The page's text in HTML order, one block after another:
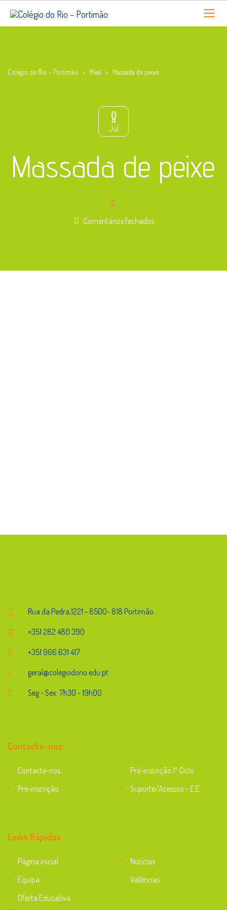
Colégio do Rio - Portimão > Meal > Massada de peixe
8
Jul
Massada de peixe
Comentários fechadosem
Rua da Pedra,1221 - 8500- 818 Portimão
+351 282 480 390
+351 966 631 417
geral@colegiodorio.edu.pt
Seg - Sex: 7h30 - 19h00
Contacte-nos:
Contacte-nos
Pré-inscrição 1º Ciclo
Pré-inscrição
Suporte/Acessos – E.E.
Links Rápidos
Página inicial
Notícias
Equipa
Valências
Oferta Educativa